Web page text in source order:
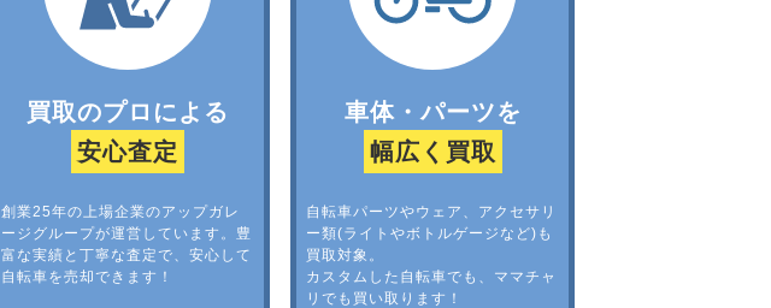
買取のプロによる
安心査定
創業25年の上場企業のアップガレ
ージグループが運営しています。豊
富な実績と丁寧な査定で、安心して
自転車を売却できます！
車体・パーツを
幅広く買取
自転車パーツやウェア、アクセサリ
ー類(ライトやボトルゲージなど)も
買取対象。
カスタムした自転車でも、ママチャ
リでも買い取ります！